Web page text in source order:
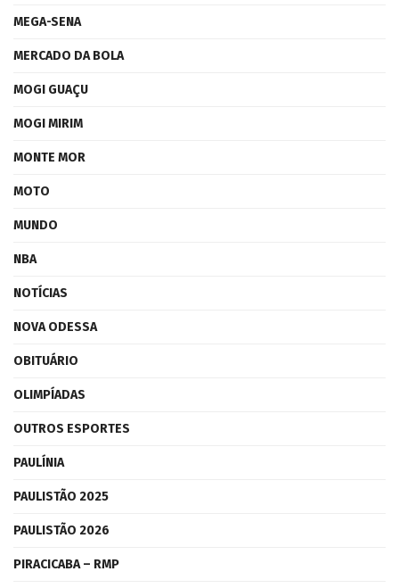
MEGA-SENA
MERCADO DA BOLA
MOGI GUAÇU
MOGI MIRIM
MONTE MOR
MOTO
MUNDO
NBA
NOTÍCIAS
NOVA ODESSA
OBITUÁRIO
OLIMPÍADAS
OUTROS ESPORTES
PAULÍNIA
PAULISTÃO 2025
PAULISTÃO 2026
PIRACICABA – RMP